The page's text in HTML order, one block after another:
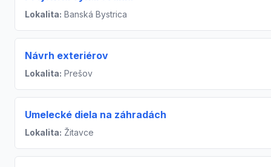
Lokalita: Banská Bystrica
Návrh exteriérov
Lokalita: Prešov
Umelecké diela na záhradách
Lokalita: Žitavce